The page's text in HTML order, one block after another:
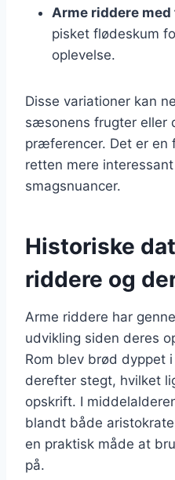
Arme riddere
pisket flødeskum
oplevelse.
Disse variationer kan
sæsonens frugter eller
præferencer. Det er en
retten mere
smagsnuancer.
Historiske
riddere og
Arme riddere har
udvikling siden deres
Rom blev brød dyppet
derefter stegt, hvilket
opskrift. I
blandt både
en praktisk måde at
på.